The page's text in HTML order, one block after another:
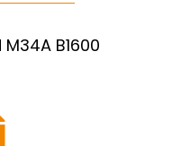
B1600